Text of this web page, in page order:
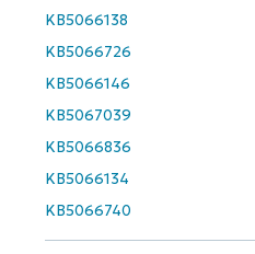
KB5066138
KB5066726
KB5066146
KB5067039
KB5066836
KB5066134
KB5066740
Company